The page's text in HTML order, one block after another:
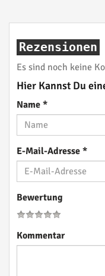
Rezensionen
Es sind noch keine
Hier Kannst Du
Name *
E-Mail-Adresse *
Bewertung
Kommentar